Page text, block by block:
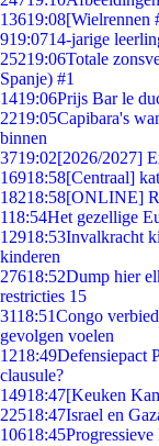
13619:08[Wielrennen
919:0714-jarige
25219:06Totale
Spanje) #1
1419:06Prijs Bar le
2219:05Capibara's
binnen
3719:02[2026/2027]
16918:58[Centraal]
18218:58[ONLINE]
118:54Het gezellige
12918:53Invalkracht
kinderen
27618:52Dump hier
restricties 15
3118:51Congo
gevolgen voelen
1218:49Defensiepact
clausule?
14918:47[Keuken
22518:47Israel en
10618:45